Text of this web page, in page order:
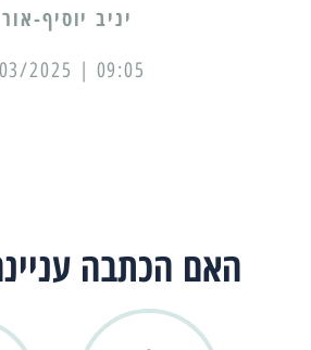
יניב יוסיף-אור
09:05 | 27/03/2025
האם הכתבה